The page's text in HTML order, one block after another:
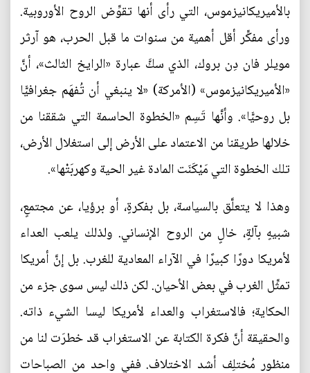
بالأميريكانيزموس، التي رأى أنها تقوِّض الروح الأوروبية.
ورأى مفكِّر أقل أهمية من سنوات ما قبل الحرب، هو آرثر
مويلر فان دِن بروك، الذي سكَّ عبارة «الرايخ الثالث»، أنَّ
«الأميريكانيزموس» (الأمركة) «لا ينبغي أن تُفهَم جغرافيًّا
بل روحيًّا». وأنَّها تَسِم «الخطوة الحاسمة التي شققنا من
خلالها طريقنا من الاعتماد على الأرض إلى استغلال الأرض،
تلك الخطوة التي مَيْكَنَت المادة غير الحية وكهربَتْها».
وهذا لا يتعلَّق بالسياسة، بل بفكرةٍ، أو برؤيا، عن مجتمعٍ،
شبيهٍ بآلةٍ، خالٍ من الروح الإنساني. ولذلك يلعب العداء
لأمريكا دورًا كبيرًا في الآراء المعادية للغرب. بل إنَّ أمريكا
تمثِّل الغرب في بعض الأحيان. لكن ذلك ليس سوى جزء من
الحكاية؛ فالاستغراب والعداء لأمريكا ليسا الشيء ذاته.
والحقيقة أنَّ فكرة الكتابة عن الاستغراب قد خطرَت لنا من
منظور مُختلِف أشد الاختلاف. ففي واحد من الصباحات